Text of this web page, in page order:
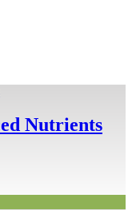
Nutrients